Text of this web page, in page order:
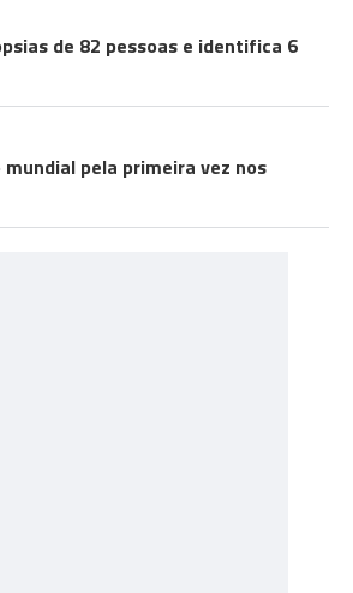
de 82 pessoas e identifica 6
pela primeira vez nos